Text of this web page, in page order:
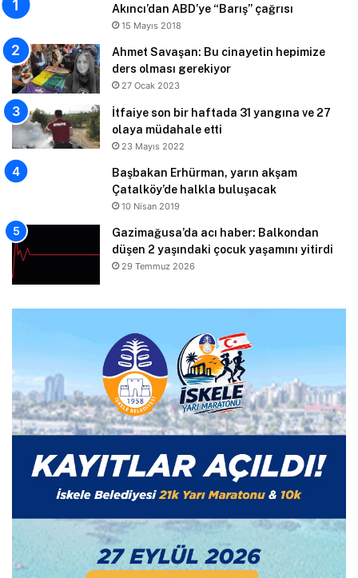
Akıncı’dan ABD’ye “Barış” çağrısı
15 Mayıs 2018
Ahmet Savaşan: Bu cinayetin hepimize
ders olması gerekiyor
27 Ocak 2023
İtfaiye son bir haftada 31 yangına ve 27
olaya müdahale etti
23 Mayıs 2022
Başbakan Erhürman, yarın akşam
Çatalköy’de halkla buluşacak
10 Nisan 2019
Gazimağusa’da acı haber: Balkondan
düşen 2 yaşındaki çocuk yaşamını yitirdi
29 Temmuz 2026